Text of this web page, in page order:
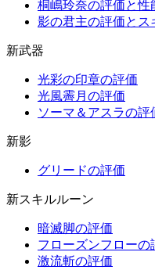
桐嶋玲奈の評価と性
影の君主の評価とス
新武器
光彩の印章の評価
光風霽月の評価
ソーマ＆アスラの評
新影
グリードの評価
新スキルルーン
暗滅脚の評価
フローズンフローの
激流斬の評価